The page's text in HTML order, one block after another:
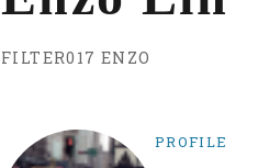
FILTER017 ENZO
PROFILE